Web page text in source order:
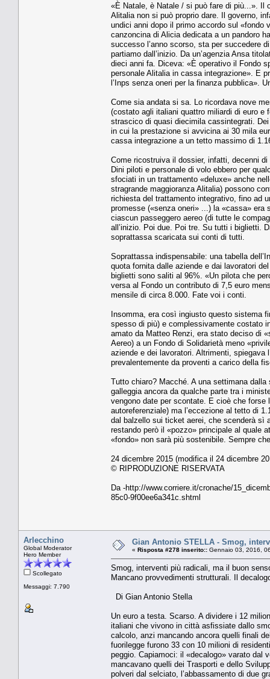
«È Natale, è Natale / si può fare di più...». Il
Alitalia non si può proprio dare. Il governo,
undici anni dopo il primo accordo sul «fondo
canzoncina di Alicia dedicata a un pandoro
successo l’anno scorso, sta per succedere
partiamo dall’inizio. Da un’agenzia Ansa
dieci anni fa. Diceva: «È operativo il Fondo
personale Alitalia in cassa integrazione». E
l’Inps senza oneri per la finanza pubblica».
Come sia andata si sa. Lo ricordava nove
(costato agli italiani quattro miliardi di euro e
strascico di quasi diecimila cassintegrati.
in cui la prestazione si avvicina ai 30 mila
cassa integrazione a un tetto massimo di
Come ricostruiva il dossier, infatti, decenni
Dini piloti e personale di volo ebbero per
sfociati in un trattamento «deluxe» anche
stragrande maggioranza Alitalia) possono
richiesta del trattamento integrativo, fino ad
promesse («senza oneri» ...) la «cassa» era
ciascun passeggero aereo (di tutte le
all’inizio. Poi due. Poi tre. Su tutti i biglietti.
soprattassa scaricata sui conti di tutti.
Soprattassa indispensabile: una tabella
quota fornita dalle aziende e dai lavoratori
biglietti sono saliti al 96%. «Un pilota che
versa al Fondo un contributo di 7,5 euro
mensile di circa 8.000. Fate voi i conti.
Insomma, era così ingiusto questo sistema
spesso di più) e complessivamente costato
amato da Matteo Renzi, era stato deciso di
Aereo) a un Fondo di Solidarietà meno
aziende e dei lavoratori. Altrimenti, spiegava
prevalentemente da proventi a carico della
Tutto chiaro? Macché. A una settimana
galleggia ancora da qualche parte tra i
vengono date per scontate. E cioè che forse
autoreferenziale) ma l’eccezione al tetto di
dal balzello sui ticket aerei, che scenderà sì
restando però il «pozzo» principale al quale
«fondo» non sarà più sostenibile. Sempre
24 dicembre 2015 (modifica il 24 dicembre
© RIPRODUZIONE RISERVATA
Da -http://www.corriere.it/cronache/
85c0-9f00ee6a341c.shtml
Arlecchino
Global Moderator
Hero Member
Scollegato
Messaggi: 7.790
Gian Antonio STELLA - Smog,
« Risposta #278 inserito:: Gennaio 03, 2016,
Smog, interventi più radicali, ma il buon
Mancano provvedimenti strutturali. Il
Di Gian Antonio Stella
Un euro a testa. Scarso. A dividere i 12
italiani che vivono in città asfissiate dallo
calcolo, anzi mancando ancora quelli finali
fuorilegge furono 33 con 10 milioni di
peggio. Capiamoci: il «decalogo» varato dal
mancavano quelli dei Trasporti e dello
polveri dal selciato, l’abbassamento di due